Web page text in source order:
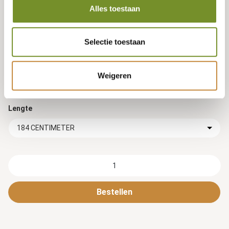
Alles toestaan
Selectie toestaan
Weigeren
Tuindeco dealer? Log in voor je eigen prijzen.
Hoogte
Lengte
184 CENTIMETER
Bestellen